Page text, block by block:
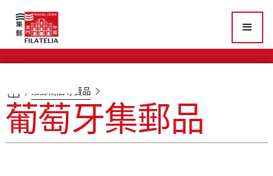
集郵商店專賣品
葡萄牙集郵品